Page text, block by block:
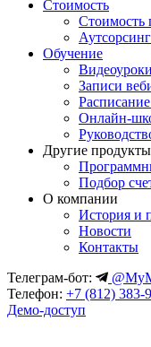
Стоимость
Стоимость
Обучение
Видеоуроки
Записи
Онлайн-
Другие продукты
Подбор
О компании
История и
Новости
Контакты
Телеграм-бот:
Телефон: +7 (812) 383-
Демо-доступ